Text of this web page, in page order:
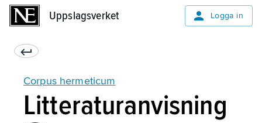
Uppslagsverket Logga in
Corpus hermeticum
Litteraturanvisning